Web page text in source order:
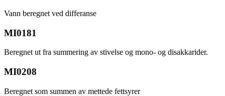
Vann beregnet ved differanse
MI0181
Beregnet ut fra summering av stivelse og mono- og disakkarider.
MI0208
Beregnet som summen av mettede fettsyrer